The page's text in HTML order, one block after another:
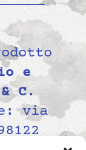
e
C.
via